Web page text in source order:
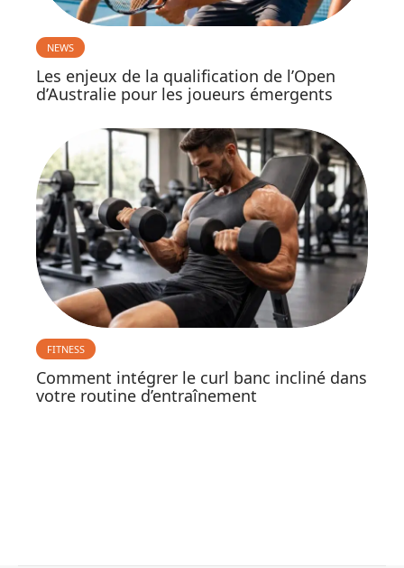
NEWS
Les enjeux de la qualification de l’Open
d’Australie pour les joueurs émergents
FITNESS
Comment intégrer le curl banc incliné dans
votre routine d’entraînement